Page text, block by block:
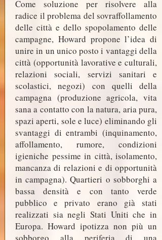
Come soluzione per risolvere alla
radice il problema del sovraffollamento
delle città e dello spopolamento delle
campagne, Howard propone l’idea di
unire in un unico posto i vantaggi della
città (opportunità lavorative e culturali,
relazioni sociali, servizi sanitari e
scolastici, negozi) con quelli della
campagna (produzione agricola, vita
sana a contatto con la natura, aria pura,
spazi aperti, sole e luce) eliminando gli
svantaggi di entrambi (inquinamento,
affollamento, rumore, condizioni
igieniche pessime in città, isolamento,
mancanza di relazioni e di opportunità
in campagna). Quartieri o sobborghi a
bassa densità e con tanto verde
pubblico e privato erano già stati
realizzati sia negli Stati Uniti che in
Europa. Howard ipotizza non più un